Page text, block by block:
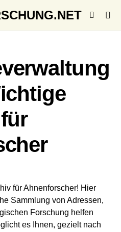
für Ahnenforscher! Hier
Sammlung von Adressen,
Forschung helfen
es Ihnen, gezielt nach